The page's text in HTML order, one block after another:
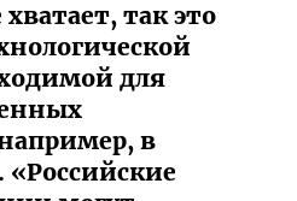
так это
для
в